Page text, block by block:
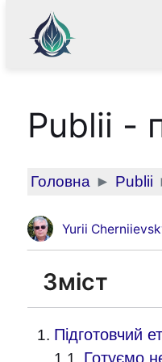
Publii -
Головна Publii
Yurii
Зміст
Підготовчий
Готуємо